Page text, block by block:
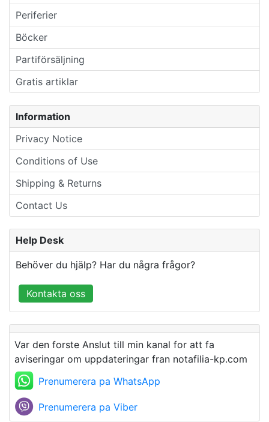
Periferier
Böcker
Partiförsäljning
Gratis artiklar
Information
Privacy Notice
Conditions of Use
Shipping & Returns
Contact Us
Help Desk
Behöver du hjälp? Har du några frågor?
Kontakta oss
Var den forste Anslut till min kanal for att fa
aviseringar om uppdateringar fran notafilia-kp.com
Prenumerera pa WhatsApp
Prenumerera pa Viber